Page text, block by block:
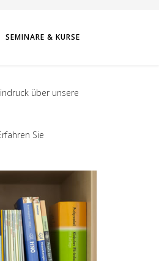
SEMINARE & KURSE
über unsere
Sie